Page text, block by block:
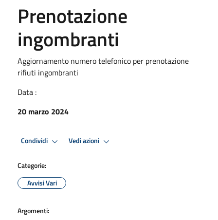
Prenotazione
ingombranti
Aggiornamento numero telefonico per prenotazione
rifiuti ingombranti
Data :
20 marzo 2024
Condividi Vedi azioni
Categorie:
Avvisi Vari
Argomenti: